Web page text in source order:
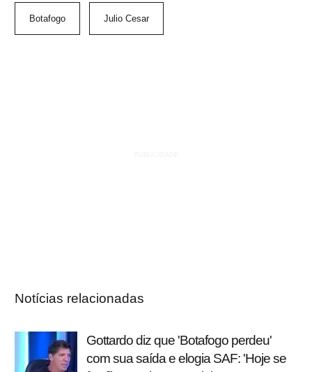
Botafogo Julio Cesar
Notícias relacionadas
Gottardo diz que 'Botafogo perdeu'
com sua saída e elogia SAF: 'Hoje se